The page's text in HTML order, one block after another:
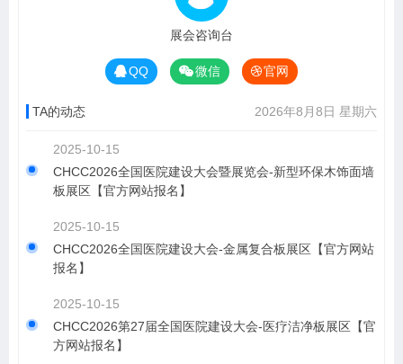
展会咨询台
QQ 微信 官网
TA的动态 2026年8月8日 星期六
2025-10-15
CHCC2026全国医院建设大会暨展览会-新型环保木饰面墙
板展区【官方网站报名】
2025-10-15
CHCC2026全国医院建设大会-金属复合板展区【官方网站
报名】
2025-10-15
CHCC2026第27届全国医院建设大会-医疗洁净板展区【官
方网站报名】